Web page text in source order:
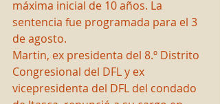
máxima inicial de 10 años. La
sentencia fue programada para el 3
de agosto.
Martin, ex presidenta del 8.º Distrito
Congresional del DFL y ex
vicepresidenta del DFL del condado